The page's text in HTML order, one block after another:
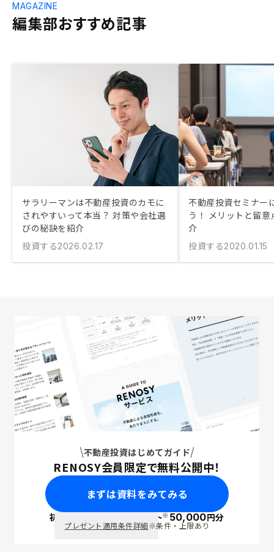
編集部おすすめ記事
MAGAZINE
サラリーマンは不動産投資のカモに
されやすいって本当？ 対策や会社選
びの秘訣を紹介
投資する2026.02.17
不動産投資セミナー
う！ メリットと留
介
投資する2020.01.15
不動産投資はじめてガイド
RENOSY会員限定で無料公開中！
まずは資料をみてみる
初回面談で ポイント※50,000円分
プレゼント適用条件詳細※条件・上限あり